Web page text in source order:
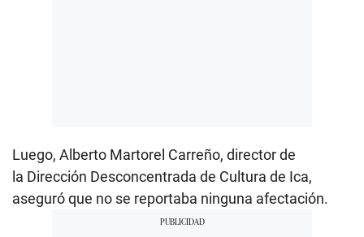
Luego, Alberto Martorel Carreño, director de
la Dirección Desconcentrada de Cultura de Ica,
aseguró que no se reportaba ninguna afectación.